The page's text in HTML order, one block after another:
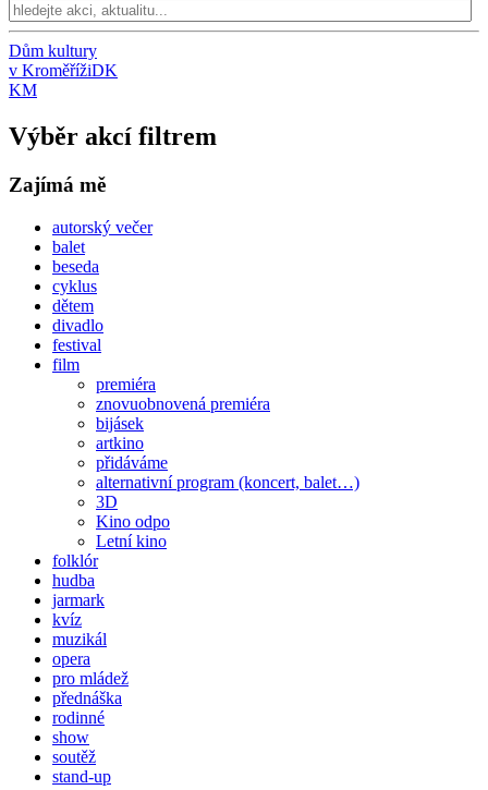
Dům kultury
v KroměřížiDK
KM
Výběr akcí filtrem
Zajímá mě
autorský večer
balet
beseda
cyklus
dětem
divadlo
festival
film
premiéra
znovuobnovená premiéra
bijásek
artkino
přidáváme
alternativní program (koncert, balet…)
3D
Kino odpo
Letní kino
folklór
hudba
jarmark
kvíz
muzikál
opera
pro mládež
přednáška
rodinné
show
soutěž
stand-up